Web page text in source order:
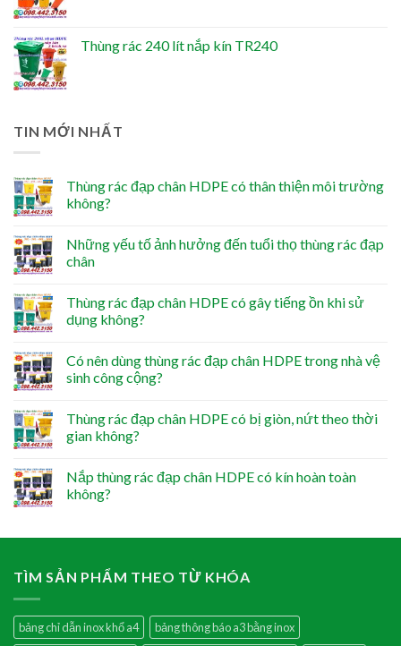
Thùng rác 240 lít nắp kín TR240
TIN MỚI NHẤT
Thùng rác đạp chân HDPE có thân thiện môi trường
không?
Những yếu tố ảnh hưởng đến tuổi thọ thùng rác đạp
chân
Thùng rác đạp chân HDPE có gây tiếng ồn khi sử
dụng không?
Có nên dùng thùng rác đạp chân HDPE trong nhà vệ
sinh công cộng?
Thùng rác đạp chân HDPE có bị giòn, nứt theo thời
gian không?
Nắp thùng rác đạp chân HDPE có kín hoàn toàn
không?
TÌM SẢN PHẨM THEO TỪ KHÓA
bảng chỉ dẫn inox khổ a4
bảng thông báo a3 bằng inox